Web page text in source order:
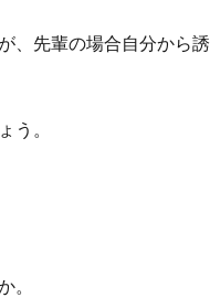
いる理由
と注意点
、先輩の場合自分から誘
う。
。